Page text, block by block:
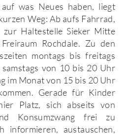
was Neues haben, liegt
Weg: Ab aufs Fahrrad,
Haltestelle Sieker Mitte
Rochdale. Zu den
montags bis freitags
von 10 bis 20 Uhr
im Monat von 15 bis 20 Uhr
Gerade für Kinder
Platz, sich abseits von
Konsumzwang frei zu
informieren, austauschen,